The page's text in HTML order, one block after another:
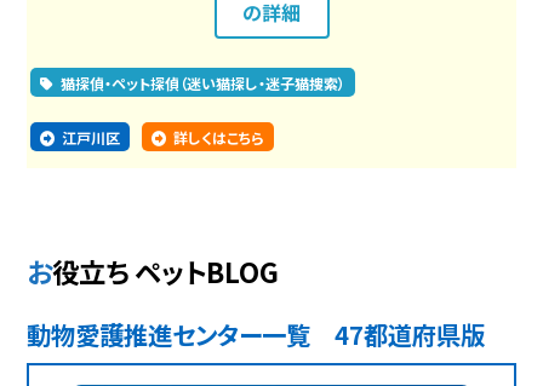
の詳細
猫探偵・ペット探偵（迷い猫探し・迷子猫捜索）
江戸川区 詳しくはこちら
お役立ち ペットBLOG
動物愛護推進センター一覧 47都道府県版